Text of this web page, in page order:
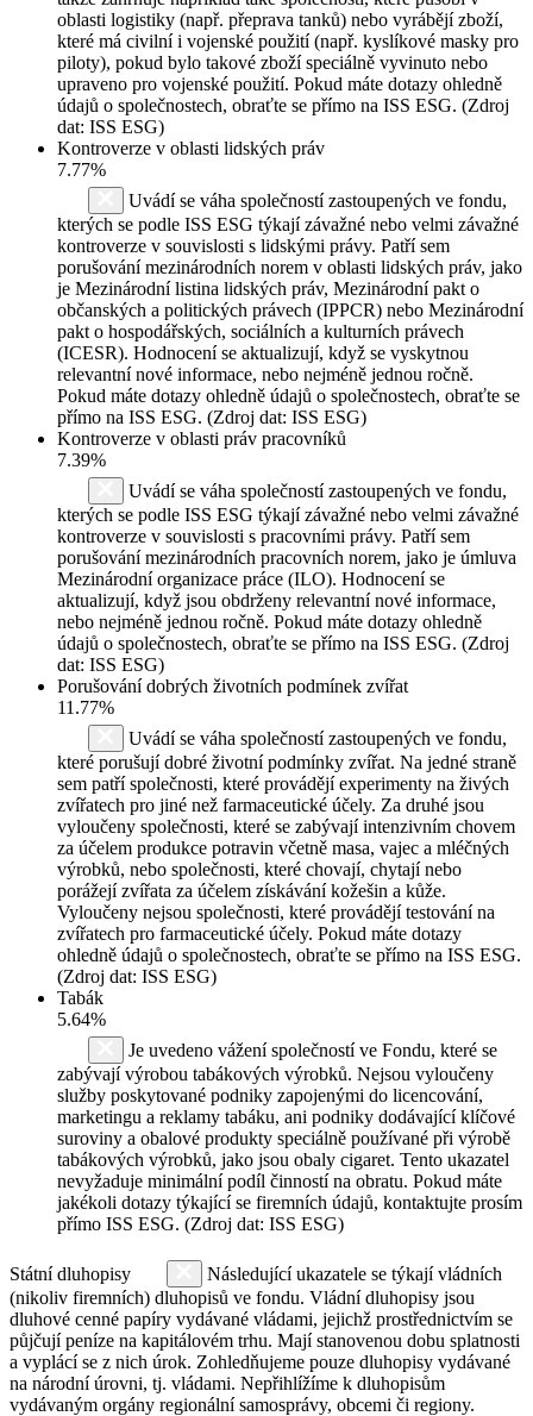
oblasti logistiky (např. přeprava tanků) nebo vyrábějí zboží,
které má civilní i vojenské použití (např. kyslíkové masky pro
piloty), pokud bylo takové zboží speciálně vyvinuto nebo
upraveno pro vojenské použití. Pokud máte dotazy ohledně
údajů o společnostech, obraťte se přímo na ISS ESG. (Zdroj
dat: ISS ESG)
Kontroverze v oblasti lidských práv
7.77%
Uvádí se váha společností zastoupených ve fondu,
kterých se podle ISS ESG týkají závažné nebo velmi závažné
kontroverze v souvislosti s lidskými právy. Patří sem
porušování mezinárodních norem v oblasti lidských práv, jako
je Mezinárodní listina lidských práv, Mezinárodní pakt o
občanských a politických právech (IPPCR) nebo Mezinárodní
pakt o hospodářských, sociálních a kulturních právech
(ICESR). Hodnocení se aktualizují, když se vyskytnou
relevantní nové informace, nebo nejméně jednou ročně.
Pokud máte dotazy ohledně údajů o společnostech, obraťte se
přímo na ISS ESG. (Zdroj dat: ISS ESG)
Kontroverze v oblasti práv pracovníků
7.39%
Uvádí se váha společností zastoupených ve fondu,
kterých se podle ISS ESG týkají závažné nebo velmi závažné
kontroverze v souvislosti s pracovními právy. Patří sem
porušování mezinárodních pracovních norem, jako je úmluva
Mezinárodní organizace práce (ILO). Hodnocení se
aktualizují, když jsou obdrženy relevantní nové informace,
nebo nejméně jednou ročně. Pokud máte dotazy ohledně
údajů o společnostech, obraťte se přímo na ISS ESG. (Zdroj
dat: ISS ESG)
Porušování dobrých životních podmínek zvířat
11.77%
Uvádí se váha společností zastoupených ve fondu,
které porušují dobré životní podmínky zvířat. Na jedné straně
sem patří společnosti, které provádějí experimenty na živých
zvířatech pro jiné než farmaceutické účely. Za druhé jsou
vyloučeny společnosti, které se zabývají intenzivním chovem
za účelem produkce potravin včetně masa, vajec a mléčných
výrobků, nebo společnosti, které chovají, chytají nebo
porážejí zvířata za účelem získávání kožešin a kůže.
Vyloučeny nejsou společnosti, které provádějí testování na
zvířatech pro farmaceutické účely. Pokud máte dotazy
ohledně údajů o společnostech, obraťte se přímo na ISS ESG.
(Zdroj dat: ISS ESG)
Tabák
5.64%
Je uvedeno vážení společností ve Fondu, které se
zabývají výrobou tabákových výrobků. Nejsou vyloučeny
služby poskytované podniky zapojenými do licencování,
marketingu a reklamy tabáku, ani podniky dodávající klíčové
suroviny a obalové produkty speciálně používané při výrobě
tabákových výrobků, jako jsou obaly cigaret. Tento ukazatel
nevyžaduje minimální podíl činností na obratu. Pokud máte
jakékoli dotazy týkající se firemních údajů, kontaktujte prosím
přímo ISS ESG. (Zdroj dat: ISS ESG)
Státní dluhopisy
Následující ukazatele se týkají vládních
(nikoliv firemních) dluhopisů ve fondu. Vládní dluhopisy jsou
dluhové cenné papíry vydávané vládami, jejichž prostřednictvím se
půjčují peníze na kapitálovém trhu. Mají stanovenou dobu splatnosti
a vyplácí se z nich úrok. Zohledňujeme pouze dluhopisy vydávané
na národní úrovni, tj. vládami. Nepřihlížíme k dluhopisům
vydávaným orgány regionální samosprávy, obcemi či regiony.